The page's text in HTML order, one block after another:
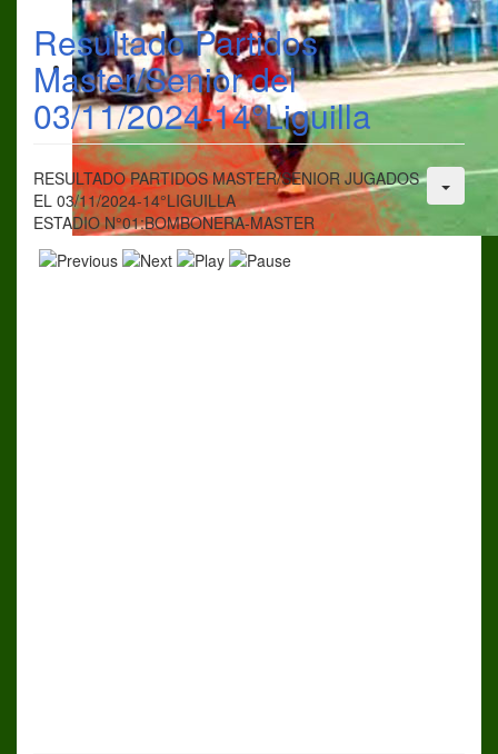
Resultado Partidos
Master/Senior del
03/11/2024-14°Liguilla
RESULTADO PARTIDOS MASTER/SENIOR JUGADOS
EL 03/11/2024-14°LIGUILLA
ESTADIO N°01:BOMBONERA-MASTER